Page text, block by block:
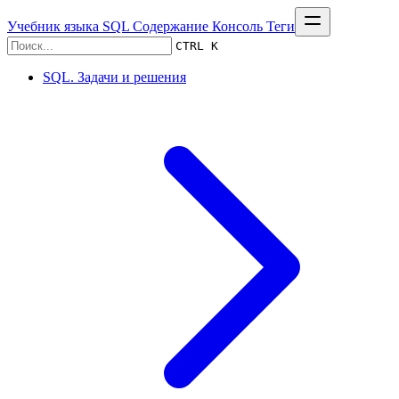
Учебник языка SQL Содержание Консоль Теги
CTRL K
SQL. Задачи и решения